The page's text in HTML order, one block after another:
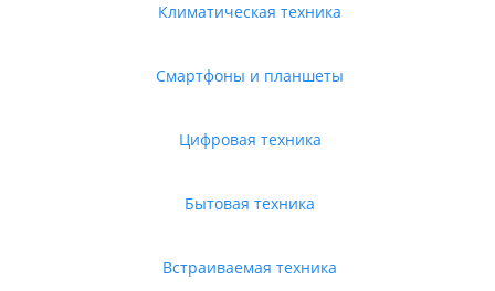
Климатическая техника
Смартфоны и планшеты
Цифровая техника
Бытовая техника
Встраиваемая техника